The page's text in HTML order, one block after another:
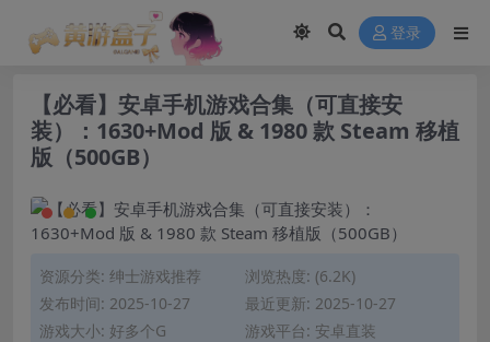
登录
【必看】安卓手机游戏合集（可直接安
装）：1630+Mod 版 & 1980 款 Steam 移植
版（500GB）
资源分类: 绅士游戏推荐
浏览热度: (6.2K)
发布时间: 2025-10-27
最近更新: 2025-10-27
游戏大小: 好多个G
游戏平台: 安卓直装